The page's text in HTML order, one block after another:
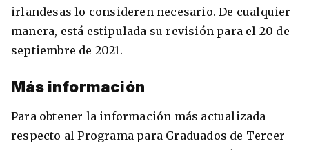
irlandesas lo consideren necesario. De cualquier
manera, está estipulada su revisión para el 20 de
septiembre de 2021.
Más información
Para obtener la información más actualizada
respecto al Programa para Graduados de Tercer